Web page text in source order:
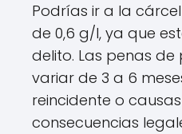
Podrías ir a la
de 0,6 g/l, ya que
delito. Las penas de
variar de 3 a 6
reincidente o
consecuencias